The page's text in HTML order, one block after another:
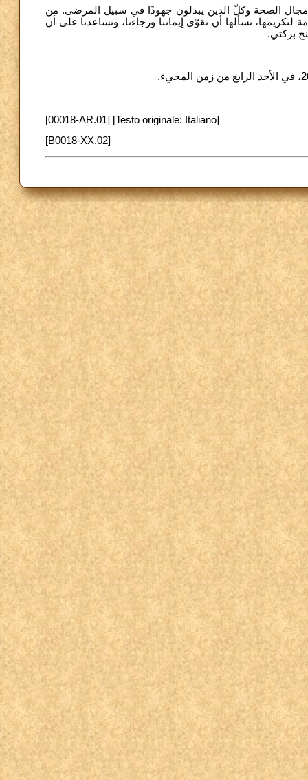
مجال الصحة وكلّ الذين يبذلون جهودًا في سبيل المرضى. من
نسألها أن تقوّي إيماننا ورجاءنا، وتساعدنا على أن
بركتي.
[00018-AR.01] [Testo originale: Italiano]
[B0018-XX.02]